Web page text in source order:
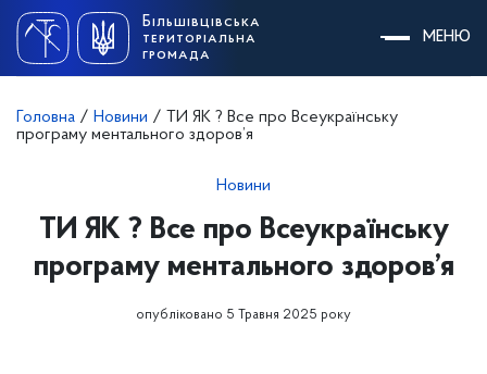
content
Більшівцівська
територіальна
громада
МЕНЮ
Головна / Новини /
ТИ ЯК ? Все про Всеукраїнську
програму ментального здоров’я
Новини
ТИ ЯК ? Все про Всеукраїнську
програму ментального здоров’я
опубліковано 5 Травня 2025 року